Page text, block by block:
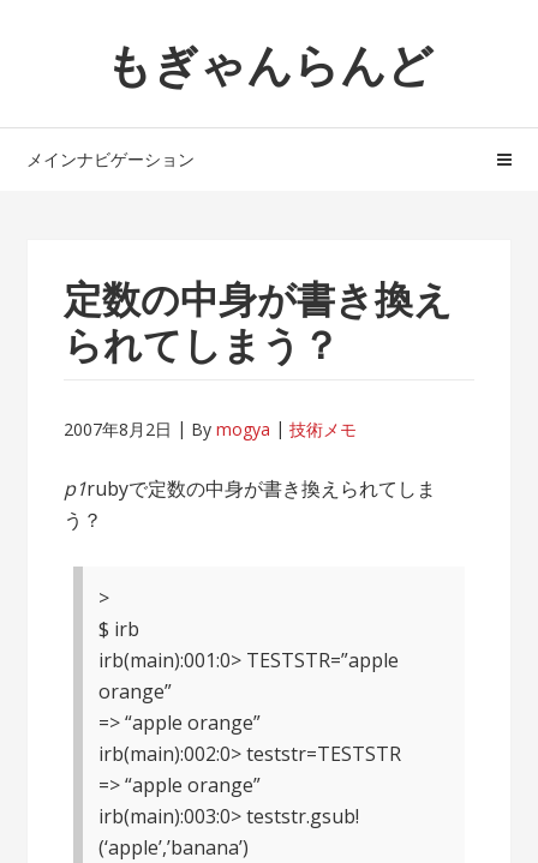
ョ
へ
もぎゃんらんど
メインナビゲーション
定数の中身が書き換え
られてしまう？
2007年8月2日 Bymogya 技術メモ
p1rubyで定数の中身が書き換えられてしま
う？
>
$ irb
irb(main):001:0> TESTSTR=”apple
orange”
=> “apple orange”
irb(main):002:0> teststr=TESTSTR
=> “apple orange”
irb(main):003:0> teststr.gsub!
(‘apple’,’banana’)